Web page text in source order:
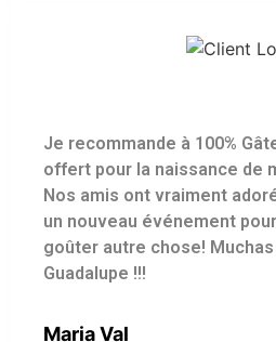
Je recommande à 100%
offert pour la naissance de
Nos amis ont vraiment
un nouveau événement
goûter autre chose!
Guadalupe !!!
Maria Val